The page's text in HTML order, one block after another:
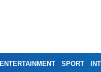
ENTERTAINMENT SPORT